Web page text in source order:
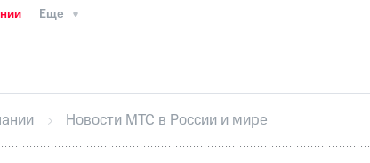
Еще
ИнтервьюФинансовая отчетность
секретарьРаскрытие информации
кабинет акционераАкционерный капитал
Новости МТС в России и мире